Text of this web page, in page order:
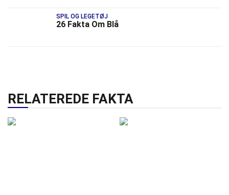
SPIL OG LEGETØJ
26 Fakta Om Blå
RELATEREDE FAKTA